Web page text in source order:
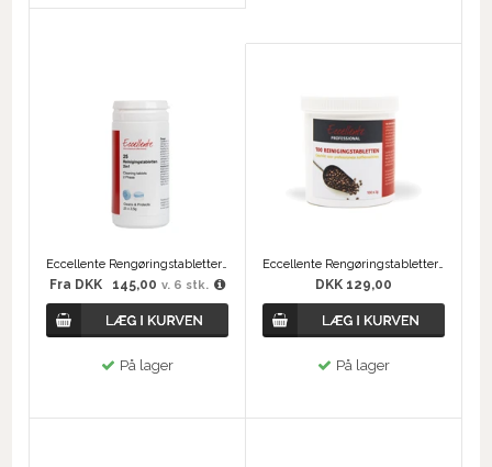
Fra DKK 145,00 v. 6 stk.
På lager
DKK 129,00
På lager